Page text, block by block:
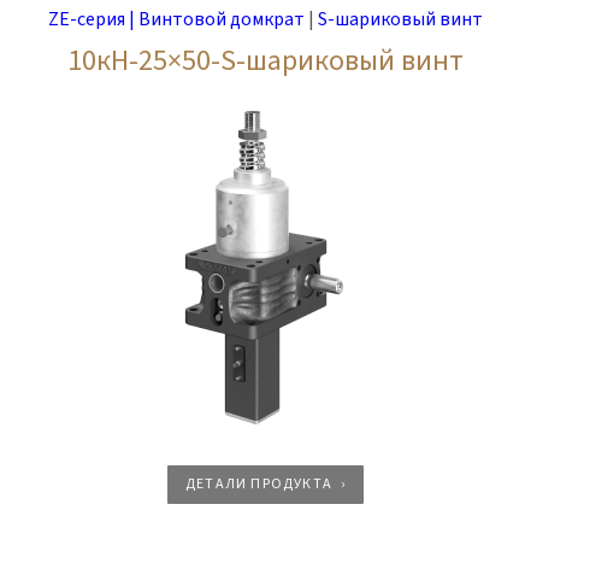
ZE-серия | Винтовой домкрат |S-шариковый винт
10кН-25×50-S-шариковый винт
ДЕТАЛИ ПРОДУКТА